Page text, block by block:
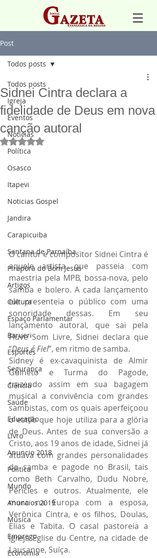
Post
Todos posts
Igreja
Eventos
Notícias
Política
Osasco
Itapevi
Noticias Gospel
Jandira
Carapicuiba
Santana de Parnaíba
Pirapora do Bom Jesus
Artigos
Cultura
Espaço Parlamentar
Barueri
Esportes
Segurança
Ciência
Saúde
Educação
Livro
Anuncio 2018
Politica
Mundo
Anuncios 2019
Música
Emprego
Economia
Todos posts
Sidnei Cintra declara a
fidelidade de Deus em nova
canção autoral
Avaliado com NaN de 5 estrelas.
O cantor e compositor Sidnei Cintra é
aquele artista que passeia com
maestria pela MPB, bossa-nova, pelo
samba e bolero. A cada lançamento
ele presenteia o público com uma
sonoridade dessas. Em seu
lançamento autoral, que sai pela
Fluve Som Livre, Sidnei declara que
“Deus é Fiel”, em ritmo de samba.
Sidney é ex-cavaquinista de Almir
Guineto e Turma do Pagode,
trazendo assim em sua bagagem
musical a convivência com grandes
sambistas, com os quais aperfeiçoou
o estilo que hoje utiliza para a glória
de Deus. Antes de sua conversão a
Cristo, aos 19 anos de idade, Sidnei já
atuava com grandes personalidades
do samba e pagode no Brasil, tais
como Beth Carvalho, Dudu Nobre,
Péricles e outros. Atualmente, ele
mora na Europa com a esposa,
Verônica Cintra, e os filhos, Doulas,
Elias e Tabita. O casal pastoreia a
Igreja Eglise du Centre, na cidade de
Lausanne, Suíça.